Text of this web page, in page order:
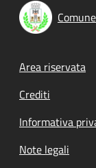
Footer
Area riservata
Crediti
Informativa
Note legali